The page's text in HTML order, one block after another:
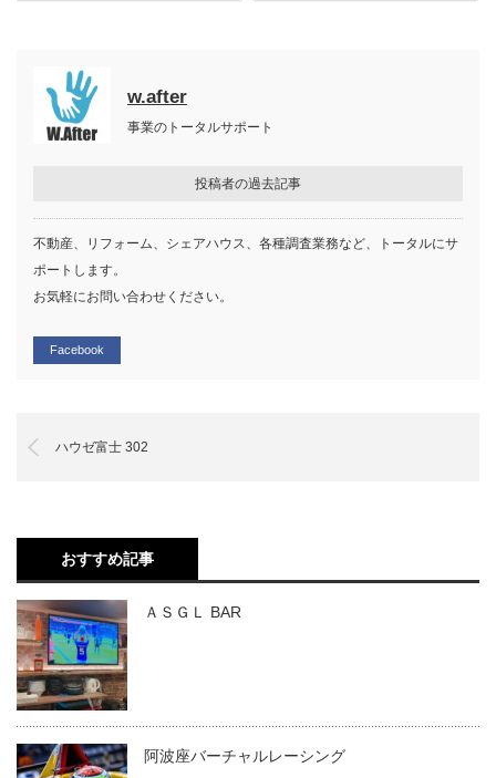
w.after
事業のトータルサポート
投稿者の過去記事
不動産、リフォーム、シェアハウス、各種調査業務など、トータルにサ
ポートします。
お気軽にお問い合わせください。
Facebook
ハウゼ富士 302
おすすめ記事
ＡＳＧＬ BAR
阿波座バーチャルレーシング